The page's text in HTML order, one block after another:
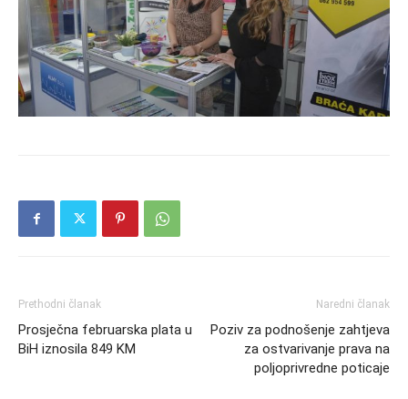
Prethodni članak
Prosječna februarska plata u
BiH iznosila 849 KM
Naredni članak
Poziv za podnošenje zahtjeva
za ostvarivanje prava na
poljoprivredne poticaje